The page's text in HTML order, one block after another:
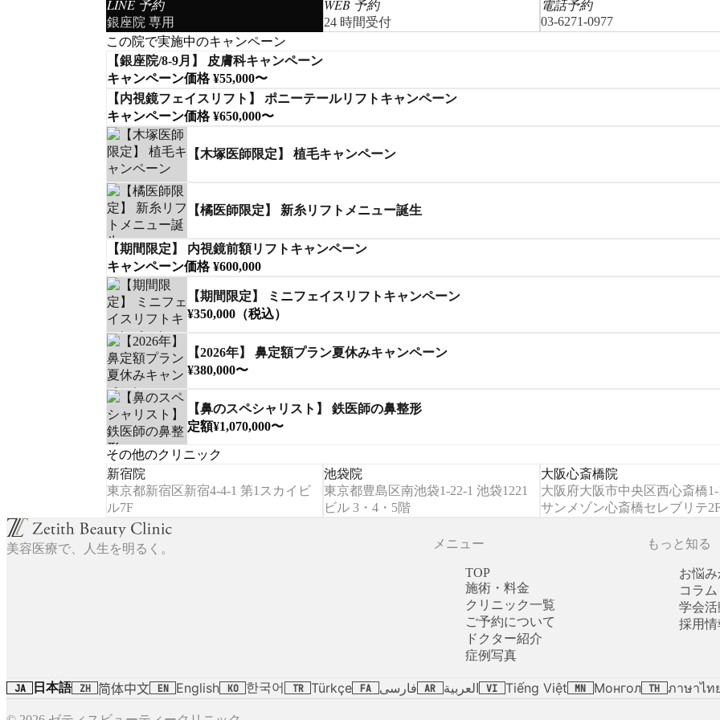
LINE 予約
銀座院 専用
WEB 予約
24 時間受付
電話予約
03-6271-0977
この院で実施中のキャンペーン
【銀座院/8-9月】 皮膚科キャンペーン
キャンペーン価格 ¥55,000〜
【内視鏡フェイスリフト】 ポニーテールリフトキャンペーン
キャンペーン価格 ¥650,000〜
【木塚医師限定】 植毛キャンペーン
【橘医師限定】 新糸リフトメニュー誕生
【期間限定】 内視鏡前額リフトキャンペーン
キャンペーン価格 ¥600,000
【期間限定】 ミニフェイスリフトキャンペーン
¥350,000（税込）
【2026年】 鼻定額プラン夏休みキャンペーン
¥380,000〜
【鼻のスペシャリスト】 鉄医師の鼻整形
定額¥1,070,000〜
その他のクリニック
新宿院
東京都新宿区新宿4-4-1 第1スカイビ
ル7F
池袋院
東京都豊島区南池袋1-22-1 池袋1221
ビル 3・4・5階
大阪心斎橋院
大阪府大阪市中央区西心斎橋1-
サンメゾン心斎橋セレブリテ
美容医療で、人生を明るく。 メニュー
TOP
施術・料金
クリニック一覧
ご予約について
ドクター紹介
症例写真
もっと知る
お悩
コラム
学会
採用情
JA 日本語 ZH 简体中文 EN English KO 한국어 TR Türkçe FA فارسی AR العربية VI Tiếng Việt MN Монгол TH ภาษาไท